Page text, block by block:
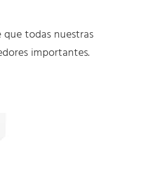
todas nuestras
importantes.